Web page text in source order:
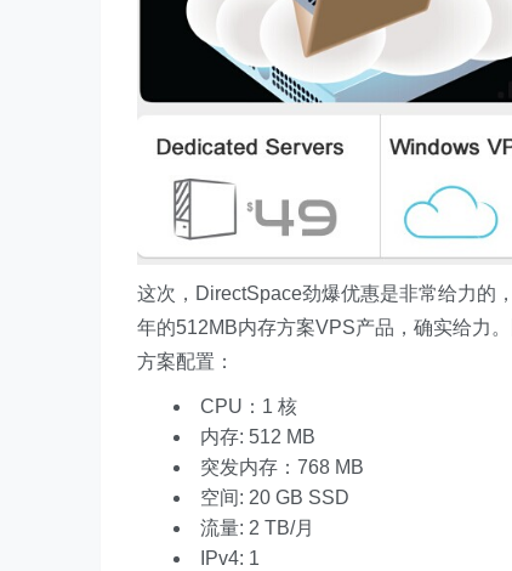
这次，DirectSpace劲爆优惠是非常给力的
年的512MB内存方案VPS产品，确实给力
方案配置：
CPU：1 核
内存: 512 MB
突发内存：768 MB
空间: 20 GB SSD
流量: 2 TB/月
IPv4: 1